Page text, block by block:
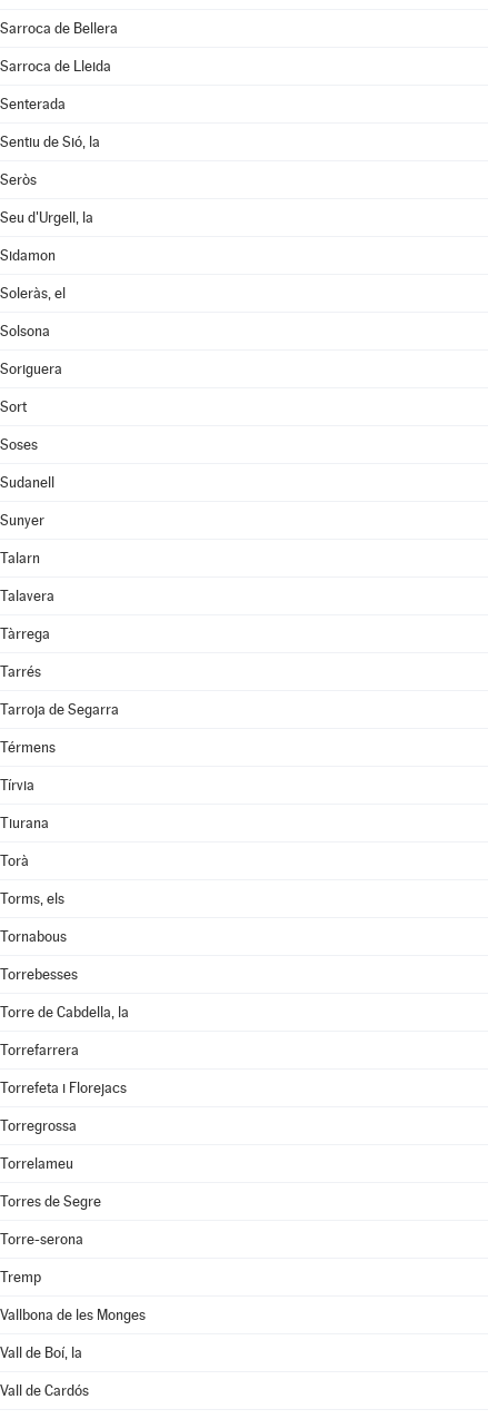
Sarroca de Bellera
Sarroca de Lleida
Senterada
Sentiu de Sió, la
Seròs
Seu d'Urgell, la
Sidamon
Soleràs, el
Solsona
Soriguera
Sort
Soses
Sudanell
Sunyer
Talarn
Talavera
Tàrrega
Tarrés
Tarroja de Segarra
Térmens
Tírvia
Tiurana
Torà
Torms, els
Tornabous
Torrebesses
Torre de Cabdella, la
Torrefarrera
Torrefeta i Florejacs
Torregrossa
Torrelameu
Torres de Segre
Torre-serona
Tremp
Vallbona de les Monges
Vall de Boí, la
Vall de Cardós